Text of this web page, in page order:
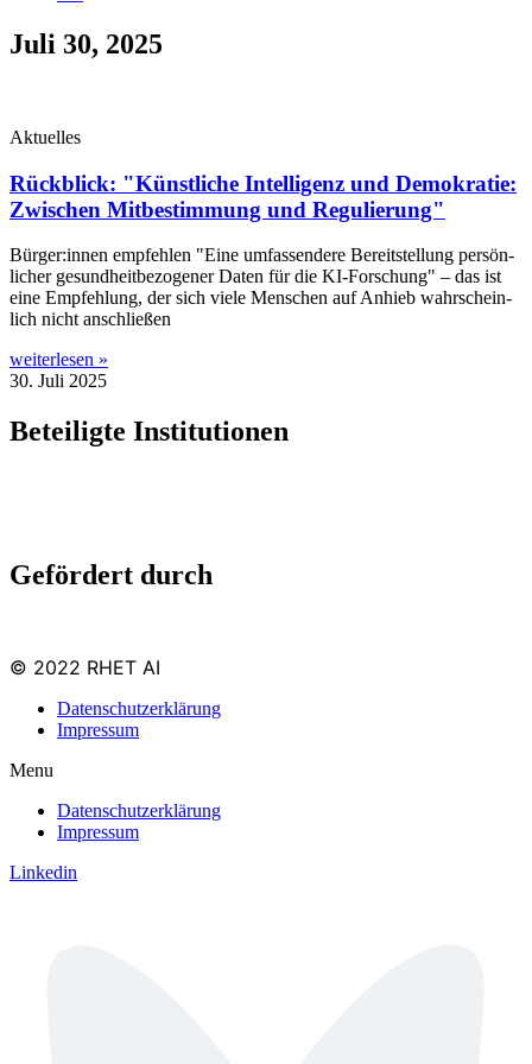
Juli 30, 2025
Aktuelles
Rückblick: "Künstliche Intelligenz und Demokratie:
Zwischen Mitbestimmung und Regulierung"
Bürger:innen emp­feh­len "Eine umfas­sen­de­re Bereit­stel­lung per­sön­
li­cher gesund­heit­be­zo­ge­ner Daten für die KI-For­­schung" – das ist
eine Emp­feh­lung, der sich vie­le Men­schen auf Anhieb wahr­schein­
lich nicht anschließen
weiterlesen »
30. Juli 2025
Beteiligte Institutionen
Gefördert durch
© 2022 RHET AI
Datenschutzerklärung
Impressum
Menu
Datenschutzerklärung
Impressum
Linkedin